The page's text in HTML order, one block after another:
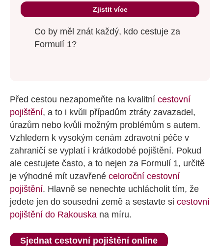
Co by měl znát každý, kdo cestuje za
Formulí 1?
Zjistit více
Před cestou nezapomeňte na kvalitní cestovní
pojištění, a to i kvůli případům ztráty zavazadel,
úrazům nebo kvůli možným problémům s autem.
Vzhledem k vysokým cenám zdravotní péče v
zahraničí se vyplatí i krátkodobé pojištění. Pokud
ale cestujete často, a to nejen za Formulí 1, určitě
je výhodné mít uzavřené celoroční cestovní
pojištění. Hlavně se nenechte uchlácholit tím, že
jedete jen do sousední země a sestavte si cestovní
pojištění do Rakouska na míru.
Sjednat cestovní pojištění online